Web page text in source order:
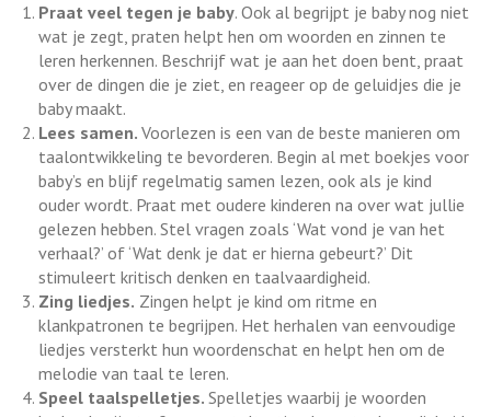
Praat veel tegen je baby. Ook al begrijpt je baby nog niet
wat je zegt, praten helpt hen om woorden en zinnen te
leren herkennen. Beschrijf wat je aan het doen bent, praat
over de dingen die je ziet, en reageer op de geluidjes die je
baby maakt.
Lees samen. Voorlezen is een van de beste manieren om
taalontwikkeling te bevorderen. Begin al met boekjes voor
baby’s en blijf regelmatig samen lezen, ook als je kind
ouder wordt. Praat met oudere kinderen na over wat jullie
gelezen hebben. Stel vragen zoals ‘Wat vond je van het
verhaal?’ of ‘Wat denk je dat er hierna gebeurt?’ Dit
stimuleert kritisch denken en taalvaardigheid.
Zing liedjes. Zingen helpt je kind om ritme en
klankpatronen te begrijpen. Het herhalen van eenvoudige
liedjes versterkt hun woordenschat en helpt hen om de
melodie van taal te leren.
Speel taalspelletjes. Spelletjes waarbij je woorden